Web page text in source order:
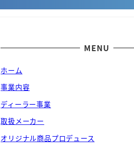
MENU
ホーム
事業内容
ディーラー事業
取扱メーカー
オリジナル商品プロデュース